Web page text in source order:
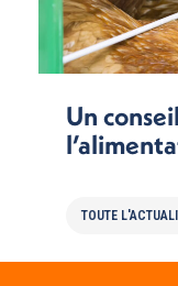
Un
TOUTE